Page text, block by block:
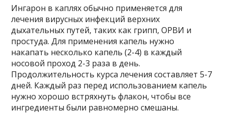
Ингарон в каплях обычно применяется для
лечения вирусных инфекций верхних
дыхательных путей, таких как грипп, ОРВИ и
простуда. Для применения капель нужно
накапать несколько капель (2-4) в каждый
носовой проход 2-3 раза в день.
Продолжительность курса лечения составляет 5-7
дней. Каждый раз перед использованием капель
нужно хорошо встряхнуть флакон, чтобы все
ингредиенты были равномерно смешаны.